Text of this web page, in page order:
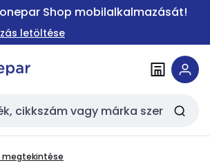
a
Shop mobilalkalmazását!
letöltése
megtekintése